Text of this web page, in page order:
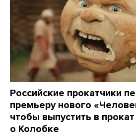
Российские прокатчики
премьеру нового
чтобы выпустить в
о Колобке